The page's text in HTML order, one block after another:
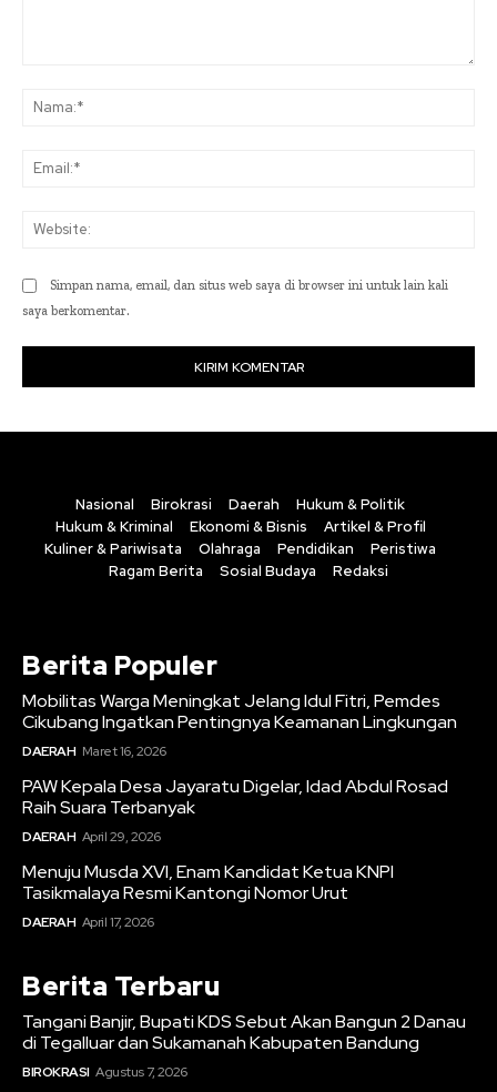
Simpan nama, email, dan situs web saya di browser ini untuk lain kali
saya berkomentar.
Nasional Birokrasi Daerah
Hukum & Politik
Hukum & Kriminal
Ekonomi & Bisnis
Artikel & Profil
Kuliner & Pariwisata
Olahraga Pendidikan
Peristiwa
Ragam Berita
Sosial Budaya Redaksi
Berita Populer
Mobilitas Warga Meningkat Jelang Idul Fitri, Pemdes
Cikubang Ingatkan Pentingnya Keamanan Lingkungan
DAERAH Maret 16, 2026
PAW Kepala Desa Jayaratu Digelar, Idad Abdul Rosad
Raih Suara Terbanyak
DAERAH April 29, 2026
Menuju Musda XVI, Enam Kandidat Ketua KNPI
Tasikmalaya Resmi Kantongi Nomor Urut
DAERAH April 17, 2026
Berita Terbaru
Tangani Banjir, Bupati KDS Sebut Akan Bangun 2 Danau
di Tegalluar dan Sukamanah Kabupaten Bandung
BIROKRASI Agustus 7, 2026